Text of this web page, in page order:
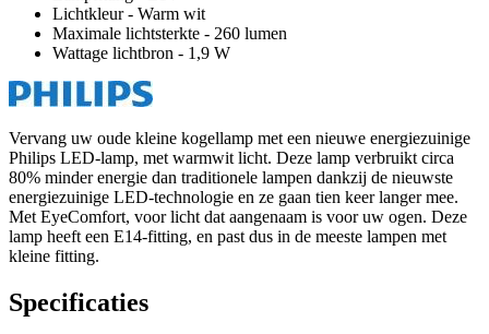
Lichtkleur - Warm wit
Maximale lichtsterkte - 260 lumen
Wattage lichtbron - 1,9 W
Vervang uw oude kleine kogellamp met een nieuwe energiezuinige
Philips LED-lamp, met warmwit licht. Deze lamp verbruikt circa
80% minder energie dan traditionele lampen dankzij de nieuwste
energiezuinige LED-technologie en ze gaan tien keer langer mee.
Met EyeComfort, voor licht dat aangenaam is voor uw ogen. Deze
lamp heeft een E14-fitting, en past dus in de meeste lampen met
kleine fitting.
Specificaties